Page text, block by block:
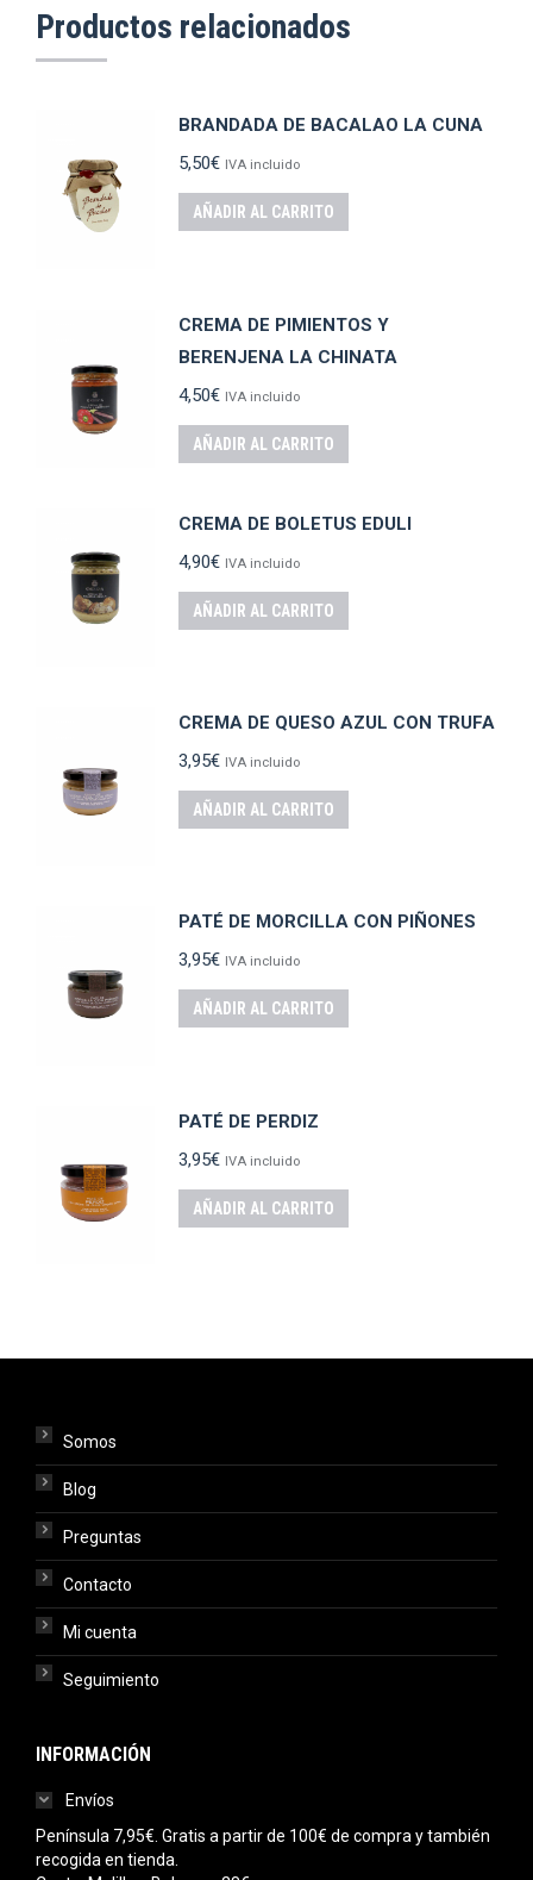
Productos relacionados
BRANDADA DE BACALAO LA CUNA
5,50€ IVA incluido
AÑADIR AL CARRITO
CREMA DE PIMIENTOS Y
BERENJENA LA CHINATA
4,50€ IVA incluido
AÑADIR AL CARRITO
CREMA DE BOLETUS EDULI
4,90€ IVA incluido
AÑADIR AL CARRITO
CREMA DE QUESO AZUL CON TRUFA
3,95€ IVA incluido
AÑADIR AL CARRITO
PATÉ DE MORCILLA CON PIÑONES
3,95€ IVA incluido
AÑADIR AL CARRITO
PATÉ DE PERDIZ
3,95€ IVA incluido
AÑADIR AL CARRITO
Somos
Blog
Preguntas
Contacto
Mi cuenta
Seguimiento
INFORMACIÓN
Envíos
Península 7,95€. Gratis a partir de 100€ de compra y también
recogida en tienda.